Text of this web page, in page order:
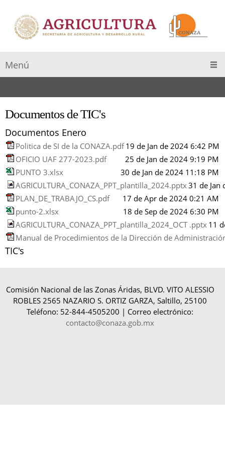
Menú
Documentos de TIC's
Documentos Enero
Politica de SI de la CONAZA.pdf 19 de Jan de 2024 6:42 PM
OFICIO UAF 277-2023.pdf
25 de Jan de 2024 9:19 PM
PUNTO 3.xlsx
30 de Jan de 2024 11:18 PM
AGRICULTURA_CONAZA_PPT_plantilla_2024.pptx31 de Jan
PLAN_DE_TRABAJO_CS.pdf
17 de Apr de 2024 0:21 AM
punto-2.xlsx
18 de Sep de 2024 6:30 PM
AGRICULTURA_CONAZA_PPT_plantilla_2024_OCT .pptx 11
Manual de Procedimientos de la Dirección de
TIC's
Comisión Nacional de las Zonas Áridas, BLVD. VITO ALESSIO
ROBLES 2565 NAZARIO S. ORTIZ GARZA, Saltillo, 25100
Teléfono: 52-844-4505200 | Correo electrónico:
contacto@conaza.gob.mx